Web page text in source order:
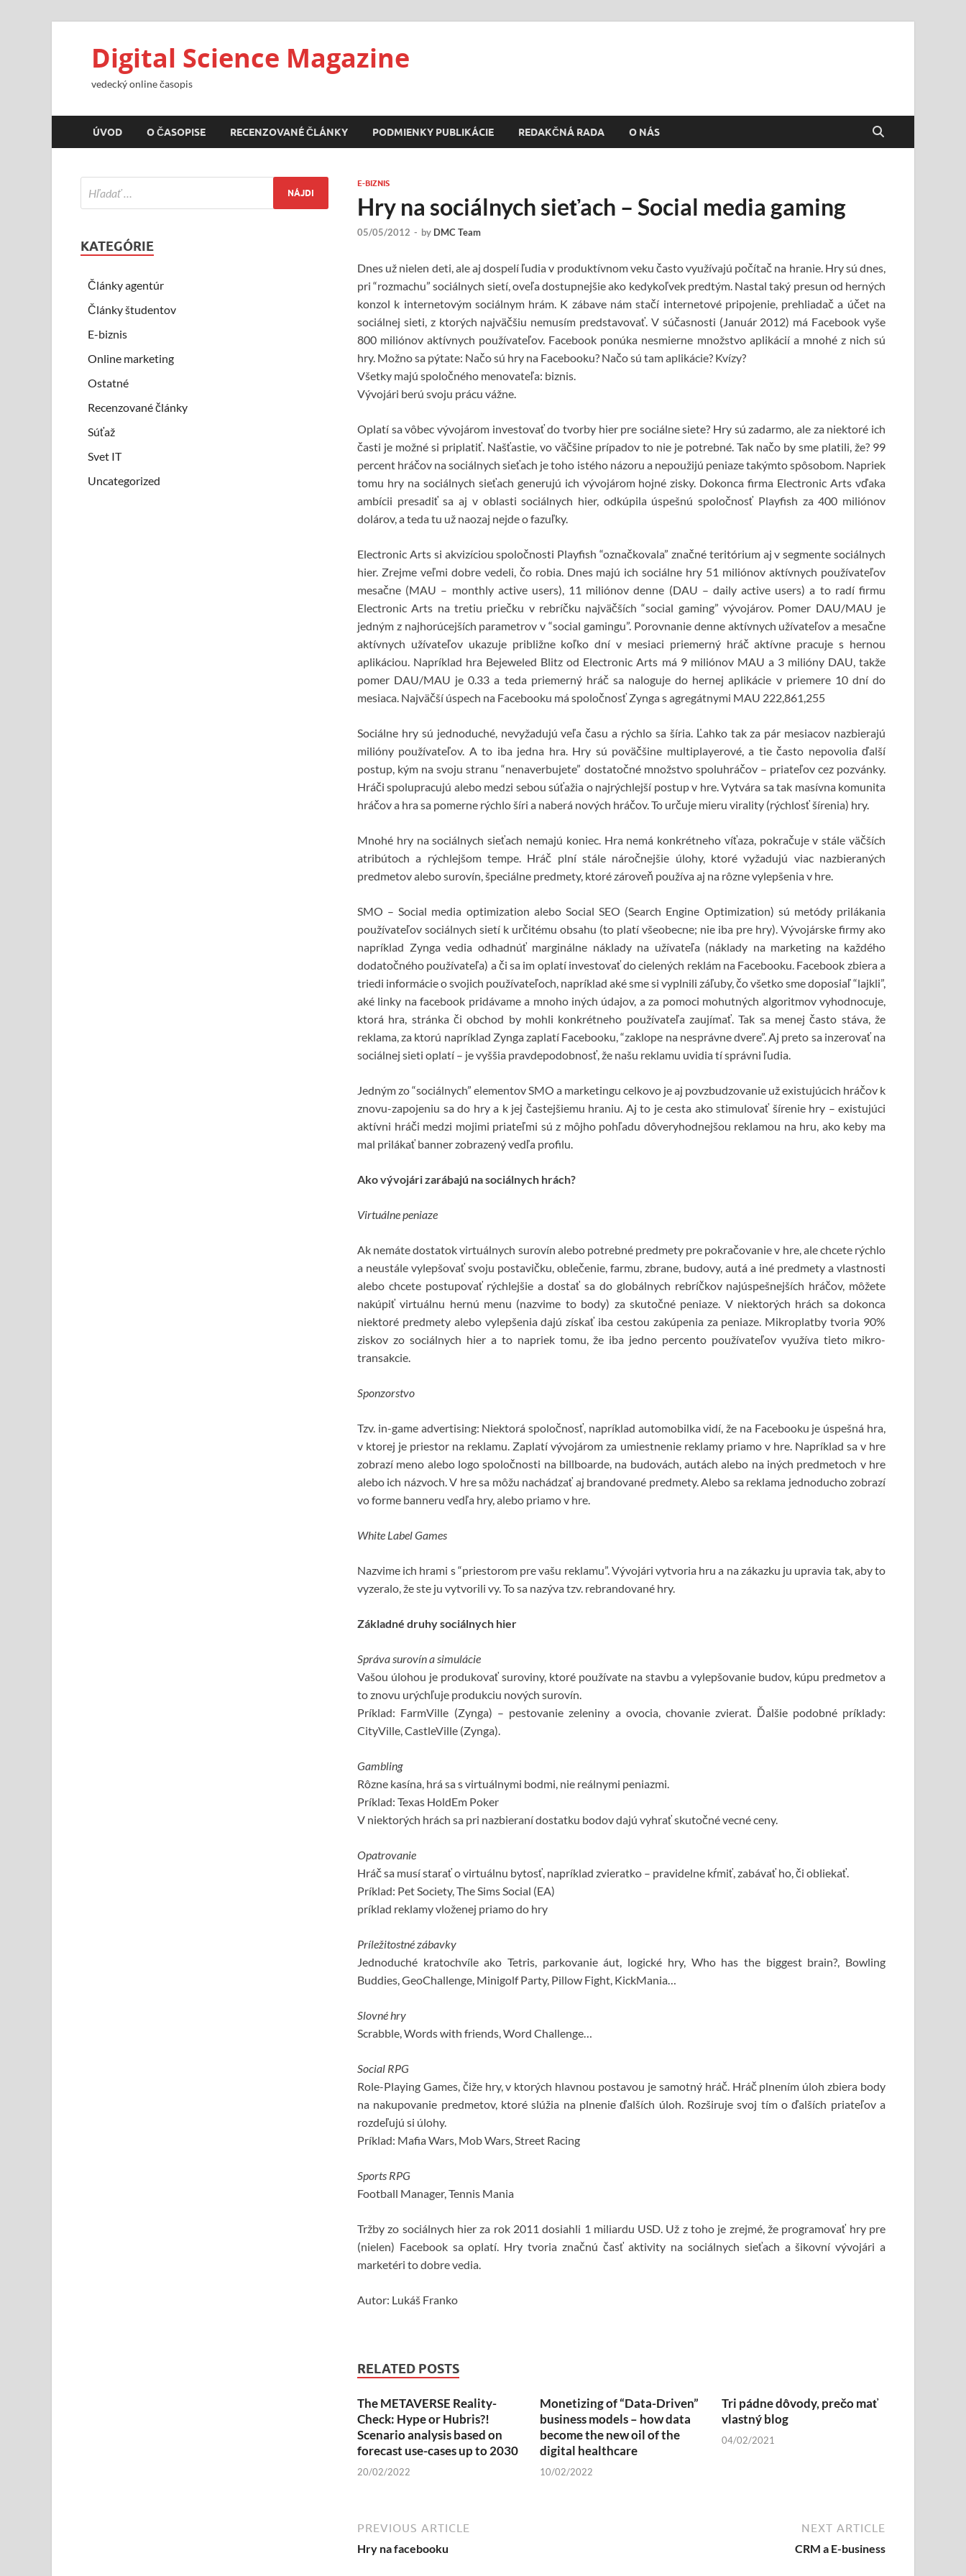
Digital Science Magazine
vedecký online časopis
ÚVOD O ČASOPISE RECENZOVANÉ ČLÁNKY PODMIENKY PUBLIKÁCIE REDAKČNÁ RADA O NÁS
E-BIZNIS
Hry na sociálnych sieťach – Social media gaming
05/05/2012 - by DMC Team
Dnes už nielen deti, ale aj dospelí ľudia v produktívnom veku často využívajú počítač na hranie. Hry sú dnes,
pri “rozmachu” sociálnych sietí, oveľa dostupnejšie ako kedykoľvek predtým. Nastal taký presun od herných
konzol k internetovým sociálnym hrám. K zábave nám stačí internetové pripojenie, prehliadač a účet na
sociálnej sieti, z ktorých najväčšiu nemusím predstavovať. V súčasnosti (Január 2012) má Facebook vyše
800 miliónov aktívnych používateľov. Facebook ponúka nesmierne množstvo aplikácií a mnohé z nich sú
hry. Možno sa pýtate: Načo sú hry na Facebooku? Načo sú tam aplikácie? Kvízy?
Všetky majú spoločného menovateľa: biznis.
Vývojári berú svoju prácu vážne.
Oplatí sa vôbec vývojárom investovať do tvorby hier pre sociálne siete? Hry sú zadarmo, ale za niektoré ich
časti je možné si priplatiť. Našťastie, vo väčšine prípadov to nie je potrebné. Tak načo by sme platili, že? 99
percent hráčov na sociálnych sieťach je toho istého názoru a nepoužijú peniaze takýmto spôsobom. Napriek
tomu hry na sociálnych sieťach generujú ich vývojárom hojné zisky. Dokonca firma Electronic Arts vďaka
ambícii presadiť sa aj v oblasti sociálnych hier, odkúpila úspešnú spoločnosť Playfish za 400 miliónov
dolárov, a teda tu už naozaj nejde o fazuľky.
Electronic Arts si akvizíciou spoločnosti Playfish “označkovala” značné teritórium aj v segmente sociálnych
hier. Zrejme veľmi dobre vedeli, čo robia. Dnes majú ich sociálne hry 51 miliónov aktívnych používateľov
mesačne (MAU – monthly active users), 11 miliónov denne (DAU – daily active users) a to radí firmu
Electronic Arts na tretiu priečku v rebríčku najväčších “social gaming” vývojárov. Pomer DAU/MAU je
jedným z najhorúcejších parametrov v “social gamingu”. Porovnanie denne aktívnych užívateľov a mesačne
aktívnych užívateľov ukazuje približne koľko dní v mesiaci priemerný hráč aktívne pracuje s hernou
aplikáciou. Napríklad hra Bejeweled Blitz od Electronic Arts má 9 miliónov MAU a 3 milióny DAU, takže
pomer DAU/MAU je 0.33 a teda priemerný hráč sa naloguje do hernej aplikácie v priemere 10 dní do
mesiaca. Najväčší úspech na Facebooku má spoločnosť Zynga s agregátnymi MAU 222,861,255
Sociálne hry sú jednoduché, nevyžadujú veľa času a rýchlo sa šíria. Ľahko tak za pár mesiacov nazbierajú
milióny používateľov. A to iba jedna hra. Hry sú poväčšine multiplayerové, a tie často nepovolia ďalší
postup, kým na svoju stranu “nenaverbujete” dostatočné množstvo spoluhráčov – priateľov cez pozvánky.
Hráči spolupracujú alebo medzi sebou súťažia o najrýchlejší postup v hre. Vytvára sa tak masívna komunita
hráčov a hra sa pomerne rýchlo šíri a naberá nových hráčov. To určuje mieru virality (rýchlosť šírenia) hry.
Mnohé hry na sociálnych sieťach nemajú koniec. Hra nemá konkrétneho víťaza, pokračuje v stále väčších
atribútoch a rýchlejšom tempe. Hráč plní stále náročnejšie úlohy, ktoré vyžadujú viac nazbieraných
predmetov alebo surovín, špeciálne predmety, ktoré zároveň používa aj na rôzne vylepšenia v hre.
SMO – Social media optimization alebo Social SEO (Search Engine Optimization) sú metódy prilákania
používateľov sociálnych sietí k určitému obsahu (to platí všeobecne; nie iba pre hry). Vývojárske firmy ako
napríklad Zynga vedia odhadnúť marginálne náklady na užívateľa (náklady na marketing na každého
dodatočného používateľa) a či sa im oplatí investovať do cielených reklám na Facebooku. Facebook zbiera a
triedi informácie o svojich používateľoch, napríklad aké sme si vyplnili záľuby, čo všetko sme doposiaľ “lajkli”,
aké linky na facebook pridávame a mnoho iných údajov, a za pomoci mohutných algoritmov vyhodnocuje,
ktorá hra, stránka či obchod by mohli konkrétneho používateľa zaujímať. Tak sa menej často stáva, že
reklama, za ktorú napríklad Zynga zaplatí Facebooku, “zaklope na nesprávne dvere”. Aj preto sa inzerovať na
sociálnej sieti oplatí – je vyššia pravdepodobnosť, že našu reklamu uvidia tí správni ľudia.
Jedným zo “sociálnych” elementov SMO a marketingu celkovo je aj povzbudzovanie už existujúcich hráčov k
znovu-zapojeniu sa do hry a k jej častejšiemu hraniu. Aj to je cesta ako stimulovať šírenie hry – existujúci
aktívni hráči medzi mojimi priateľmi sú z môjho pohľadu dôveryhodnejšou reklamou na hru, ako keby ma
mal prilákať banner zobrazený vedľa profilu.
Ako vývojári zarábajú na sociálnych hrách?
Virtuálne peniaze
Ak nemáte dostatok virtuálnych surovín alebo potrebné predmety pre pokračovanie v hre, ale chcete rýchlo
a neustále vylepšovať svoju postavičku, oblečenie, farmu, zbrane, budovy, autá a iné predmety a vlastnosti
alebo chcete postupovať rýchlejšie a dostať sa do globálnych rebríčkov najúspešnejších hráčov, môžete
nakúpiť virtuálnu hernú menu (nazvime to body) za skutočné peniaze. V niektorých hrách sa dokonca
niektoré predmety alebo vylepšenia dajú získať iba cestou zakúpenia za peniaze. Mikroplatby tvoria 90%
ziskov zo sociálnych hier a to napriek tomu, že iba jedno percento používateľov využíva tieto mikro-
transakcie.
Sponzorstvo
Tzv. in-game advertising: Niektorá spoločnosť, napríklad automobilka vidí, že na Facebooku je úspešná hra,
v ktorej je priestor na reklamu. Zaplatí vývojárom za umiestnenie reklamy priamo v hre. Napríklad sa v hre
zobrazí meno alebo logo spoločnosti na billboarde, na budovách, autách alebo na iných predmetoch v hre
alebo ich názvoch. V hre sa môžu nachádzať aj brandované predmety. Alebo sa reklama jednoducho zobrazí
vo forme banneru vedľa hry, alebo priamo v hre.
White Label Games
Nazvime ich hrami s “priestorom pre vašu reklamu”. Vývojári vytvoria hru a na zákazku ju upravia tak, aby to
vyzeralo, že ste ju vytvorili vy. To sa nazýva tzv. rebrandované hry.
Základné druhy sociálnych hier
Správa surovín a simulácie
Vašou úlohou je produkovať suroviny, ktoré používate na stavbu a vylepšovanie budov, kúpu predmetov a
to znovu urýchľuje produkciu nových surovín.
Príklad: FarmVille (Zynga) – pestovanie zeleniny a ovocia, chovanie zvierat. Ďalšie podobné príklady:
CityVille, CastleVille (Zynga).
Gambling
Rôzne kasína, hrá sa s virtuálnymi bodmi, nie reálnymi peniazmi.
Príklad: Texas HoldEm Poker
V niektorých hrách sa pri nazbieraní dostatku bodov dajú vyhrať skutočné vecné ceny.
Opatrovanie
Hráč sa musí starať o virtuálnu bytosť, napríklad zvieratko – pravidelne kŕmiť, zabávať ho, či obliekať.
Príklad: Pet Society, The Sims Social (EA)
príklad reklamy vloženej priamo do hry
Príležitostné zábavky
Jednoduché kratochvíle ako Tetris, parkovanie áut, logické hry, Who has the biggest brain?, Bowling
Buddies, GeoChallenge, Minigolf Party, Pillow Fight, KickMania…
Slovné hry
Scrabble, Words with friends, Word Challenge…
Social RPG
Role-Playing Games, čiže hry, v ktorých hlavnou postavou je samotný hráč. Hráč plnením úloh zbiera body
na nakupovanie predmetov, ktoré slúžia na plnenie ďalších úloh. Rozširuje svoj tím o ďalších priateľov a
rozdeľujú si úlohy.
Príklad: Mafia Wars, Mob Wars, Street Racing
Sports RPG
Football Manager, Tennis Mania
Tržby zo sociálnych hier za rok 2011 dosiahli 1 miliardu USD. Už z toho je zrejmé, že programovať hry pre
(nielen) Facebook sa oplatí. Hry tvoria značnú časť aktivity na sociálnych sieťach a šikovní vývojári a
marketéri to dobre vedia.
Autor: Lukáš Franko
RELATED POSTS
The METAVERSE Reality-
Check: Hype or Hubris?!
Scenario analysis based on
forecast use-cases up to 2030
20/02/2022
Monetizing of “Data-Driven”
business models – how data
become the new oil of the
digital healthcare
10/02/2022
Tri pádne dôvody, prečo mať
vlastný blog
04/02/2021
PREVIOUS ARTICLE
Hry na facebooku
NEXT ARTICLE
CRM a E-business
KATEGÓRIE
Články agentúr
Články študentov
E-biznis
Online marketing
Ostatné
Recenzované články
Súťaž
Svet IT
Uncategorized